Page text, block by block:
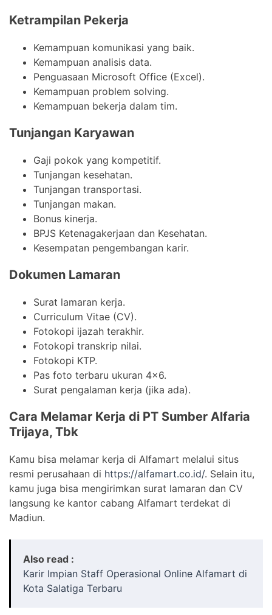
Ketrampilan Pekerja
Kemampuan komunikasi yang baik.
Kemampuan analisis data.
Penguasaan Microsoft Office (Excel).
Kemampuan problem solving.
Kemampuan bekerja dalam tim.
Tunjangan Karyawan
Gaji pokok yang kompetitif.
Tunjangan kesehatan.
Tunjangan transportasi.
Tunjangan makan.
Bonus kinerja.
BPJS Ketenagakerjaan dan Kesehatan.
Kesempatan pengembangan karir.
Dokumen Lamaran
Surat lamaran kerja.
Curriculum Vitae (CV).
Fotokopi ijazah terakhir.
Fotokopi transkrip nilai.
Fotokopi KTP.
Pas foto terbaru ukuran 4×6.
Surat pengalaman kerja (jika ada).
Cara Melamar Kerja di PT Sumber Alfaria
Trijaya, Tbk
Kamu bisa melamar kerja di Alfamart melalui situs
resmi perusahaan di https://alfamart.co.id/. Selain itu,
kamu juga bisa mengirimkan surat lamaran dan CV
langsung ke kantor cabang Alfamart terdekat di
Madiun.
Also read :
Karir Impian Staff Operasional Online Alfamart di
Kota Salatiga Terbaru